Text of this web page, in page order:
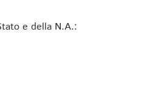
e della N.A.: